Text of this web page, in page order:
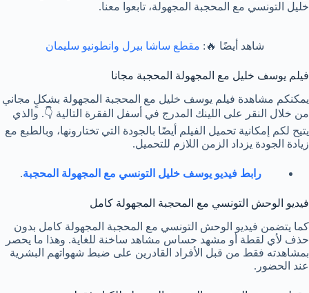
خليل التونسي مع المحجبة المجهولة، تابعوا معنا.
شاهد أيضًا 🔥: مقطع ساشا بيرل وانطونيو سليمان
فيلم يوسف خليل مع المجهولة المحجبة مجانا
يمكنكم مشاهدة فيلم يوسف خليل مع المحجبة المجهولة بشكلٍ مجاني
من خلال النقر على اللينك المدرج في أسفل الفقرة التالية 👇. والذي
يتيح لكم إمكانية تحميل الفيلم أيضًا بالجودة التي تختارونها، وبالطبع مع
زيادة الجودة يزداد الزمن اللازم للتحميل.
رابط فيديو يوسف خليل التونسي مع المجهولة المحجبة.
فيديو الوحش التونسي مع المحجبة المجهولة كامل
كما يتضمن فيديو الوحش التونسي مع المحجبة المجهولة كامل بدون
حذف لأي لقطة أو مشهد حساس مشاهد ساخنة للغاية. وهذا ما يحصر
بمشاهدته فقط من قبل الأفراد القادرين على ضبط شهواتهم البشرية
عند الحضور.